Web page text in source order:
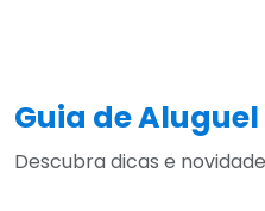
Guia de
Descubra dicas e